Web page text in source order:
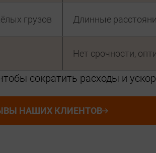
грузов Длинные
Нет срочности,
сократить расходы и
НАШИХ КЛИЕНТОВ